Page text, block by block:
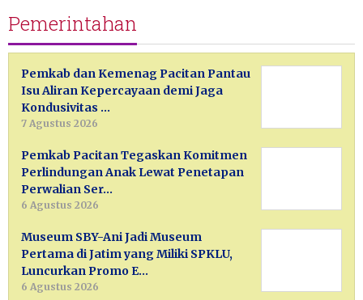
Pemerintahan
Pemkab dan Kemenag Pacitan Pantau
Isu Aliran Kepercayaan demi Jaga
Kondusivitas …
7 Agustus 2026
Pemkab Pacitan Tegaskan Komitmen
Perlindungan Anak Lewat Penetapan
Perwalian Ser…
6 Agustus 2026
Museum SBY-Ani Jadi Museum
Pertama di Jatim yang Miliki SPKLU,
Luncurkan Promo E…
6 Agustus 2026